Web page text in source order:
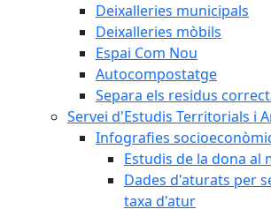
Deixalleries municipals
Deixalleries mòbils
Espai Com Nou
Autocompostatge
Separa els residus
Servei d'Estudis Territorials i
Infografies
Estudis de la dona al
Dades d'aturats per
taxa d'atur